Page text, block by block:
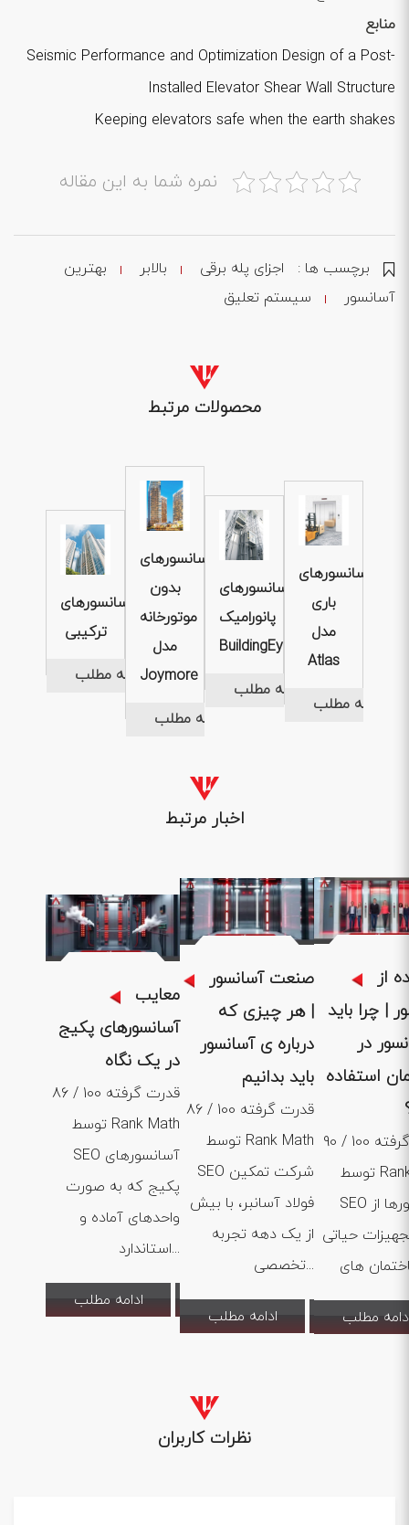
منابع
Seismic Performance and Optimization Design of a Post-
Installed Elevator Shear Wall Structure
Keeping elevators safe when the earth shakes
نمره شما به این مقاله
برچسب ها : اجزای پله برقی بالابر
بهترین
آسانسور
سیستم تعلیق
محصولات مرتبط
آسانسورهای
ترکیبی
ادامه مطلب
آسانسورهای
بدون
موتورخانه
مدل
Joymore
ادامه مطلب
آسانسورهای
پانورامیک
BuildingEye
ادامه مطلب
آسانسورهای
باری
مدل
Atlas
ادامه مطلب
اخبار مرتبط
معایب
آسانسورهای پکیج
در یک نگاه
86 / 100 قدرت گرفته
توسط Rank Math
SEO آسانسورهای
پکیج که به صورت
واحدهای آماده و
استاندارد...
ادامه مطلب
صنعت آسانسور
| هر چیزی که
درباره ی آسانسور
باید بدانیم
86 / 100 قدرت گرفته
توسط Rank Math
SEO شرکت تمکین
فولاد آسانبر، با بیش
از یک دهه تجربه
تخصصی...
ادامه مطلب
از
| چرا باید
در
استفاده
90 / 100 قدرت گرفته
توسط Rank Math
SEO آسانسورها از
حیاتی
مطلب
نظرات کاربران